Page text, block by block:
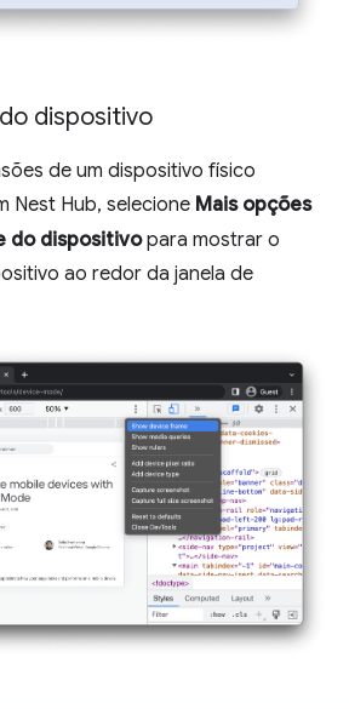
dispositivo
de um dispositivo físico
Nest Hub, selecione Mais opções
do dispositivopara mostrar o
ao redor da janela de